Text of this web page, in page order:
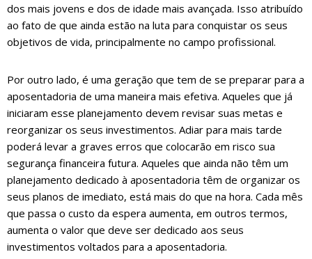
dos mais jovens e dos de idade mais avançada. Isso atribuído
ao fato de que ainda estão na luta para conquistar os seus
objetivos de vida, principalmente no campo profissional.
Por outro lado, é uma geração que tem de se preparar para a
aposentadoria de uma maneira mais efetiva. Aqueles que já
iniciaram esse planejamento devem revisar suas metas e
reorganizar os seus investimentos. Adiar para mais tarde
poderá levar a graves erros que colocarão em risco sua
segurança financeira futura. Aqueles que ainda não têm um
planejamento dedicado à aposentadoria têm de organizar os
seus planos de imediato, está mais do que na hora. Cada mês
que passa o custo da espera aumenta, em outros termos,
aumenta o valor que deve ser dedicado aos seus
investimentos voltados para a aposentadoria.